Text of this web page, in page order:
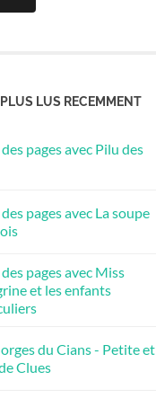
LUS RECEMMENT
pages avec Pilu des
pages avec La soupe
pages avec Miss
et les enfants
du Cians - Petite et
Clues